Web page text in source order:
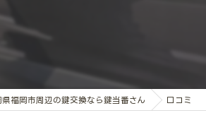
県福岡市周辺の鍵交換なら鍵当番さん 口コミ